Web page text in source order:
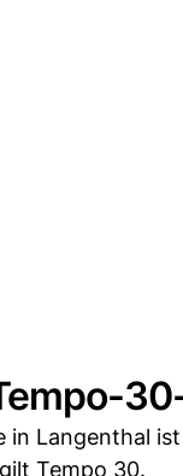
in Langenthal
Tempo 30.